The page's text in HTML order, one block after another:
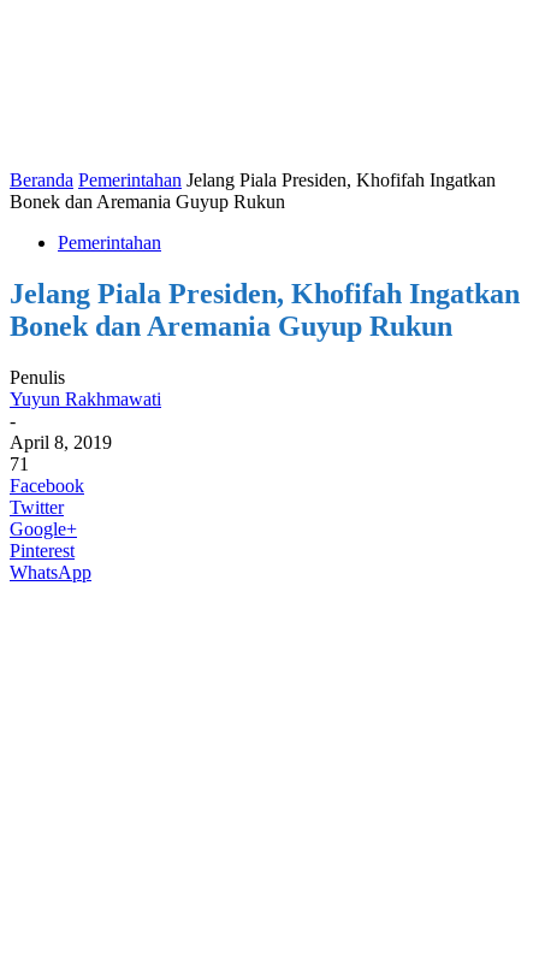
Beranda Pemerintahan Jelang Piala Presiden, Khofifah Ingatkan
Bonek dan Aremania Guyup Rukun
Pemerintahan
Jelang Piala Presiden, Khofifah Ingatkan
Bonek dan Aremania Guyup Rukun
Penulis
Yuyun Rakhmawati
-
April 8, 2019
71
Facebook
Twitter
Google+
Pinterest
WhatsApp